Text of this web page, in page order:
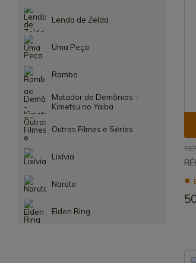
Lenda de Zelda
Uma Peça
Rambo
Matador de Demônios -
Kimetsu no Yaiba
Outros Filmes e Séries
Lixívia
Naruto
Elden Ring